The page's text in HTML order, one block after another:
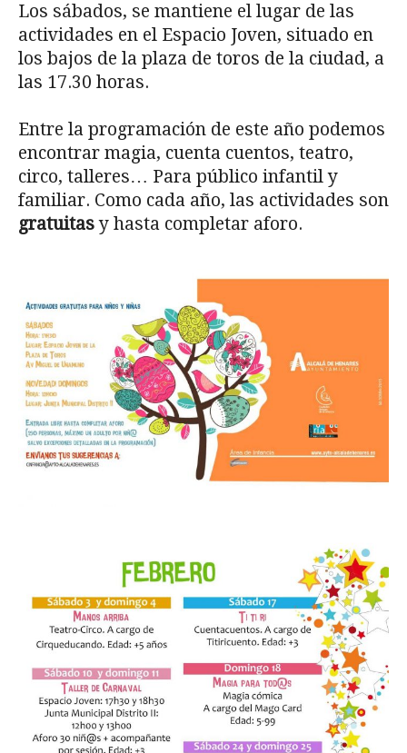
Los sábados, se mantiene el lugar de las
actividades en el Espacio Joven, situado en
los bajos de la plaza de toros de la ciudad, a
las 17.30 horas.
Entre la programación de este año podemos
encontrar magia, cuenta cuentos, teatro,
circo, talleres… Para público infantil y
familiar. Como cada año, las actividades son
gratuitasy hasta completar aforo.